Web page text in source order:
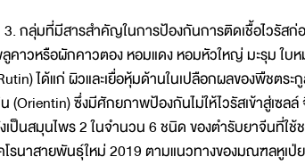
3. กลุ่มที่มีสารสำคัญในการป้องกันการติดเชื้อไวรัสก่
คาวหรือผักคาวตอง หอมแดง หอมหัวใหญ่ มะรุม ใบ
ได้แก่ ผิวและเยื่อหุ้มด้านในเปลือกผลของพืชตร
(Orientin) ซึ่งมีศักยภาพป้องกันไม่ให้ไวรัสเข้าสู่เซล
เป็นสมุนไพร 2 ในจำนวน 6 ชนิด ของตำรับยาจีนที่ใ
โรนาสายพันธุ์ใหม่ 2019 ตามแนวทางของมณฑลหูเป่